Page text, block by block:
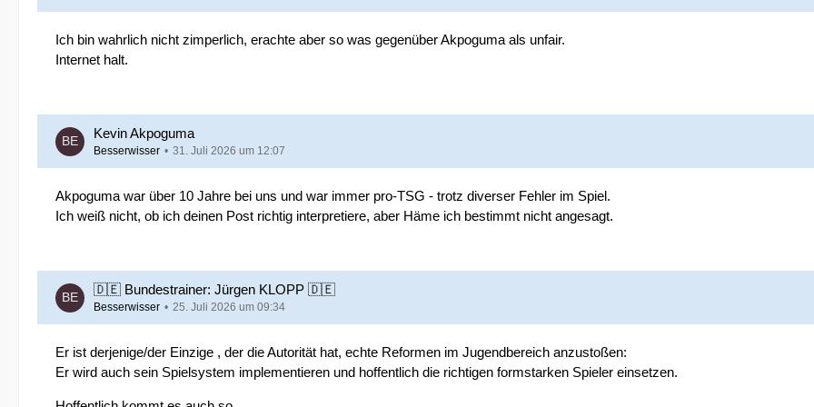
Ich bin wahrlich nicht zimperlich, erachte aber so was gegenüber Akpoguma als unfair.
Internet halt.
Kevin Akpoguma
Besserwisser 31. Juli 2026 um 12:07
Akpoguma war über 10 Jahre bei uns und war immer pro-TSG - trotz diverser Fehler im Spiel.
Ich weiß nicht, ob ich deinen Post richtig interpretiere, aber Häme ich bestimmt nicht angesagt.
🇩🇪 Bundestrainer: Jürgen KLOPP 🇩🇪
Besserwisser 25. Juli 2026 um 09:34
Er ist derjenige/der Einzige , der die Autorität hat, echte Reformen im Jugendbereich anzustoßen:
Er wird auch sein Spielsystem implementieren und hoffentlich die richtigen formstarken Spieler einsetzen.